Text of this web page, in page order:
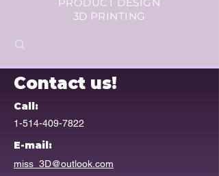
3D PRINTING
Contact us!
Call:
1-514-409-7822
E-mail:
miss_3D@outlook.com